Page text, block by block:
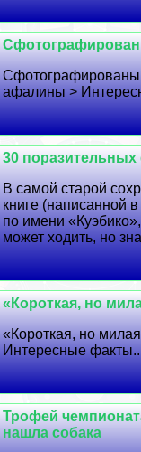
афалины >
30 поразительных
В самой старой
книге (написанной
по имени
может ходить, но
«Короткая, но
«Короткая, но
Интересные
Трофей
нашла собака